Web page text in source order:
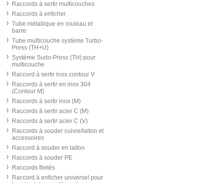
Raccords à sertir multicouches
Raccords à enficher
Tube métallique en rouleau et
barre
Tube multicouche système Turbo-
Press (TH+U)
Système Sudo-Press (TH) pour
multicouche
Raccord à sertir inox contour V
Raccords à sertir en inox 304
(Contour M)
Raccords à sertir inox (M)
Raccords à sertir acier C (M)
Raccords à sertir acier C (V)
Raccords à souder cuivre/laiton et
accessoires
Raccord à souder en laiton
Raccords à souder PE
Raccords filetés
Raccord à enficher universel pour